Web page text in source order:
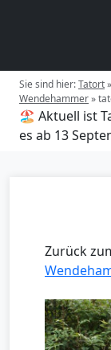
Sie sind hier:Tatort»
Wendehammer»
🏖️ Aktuell ist
es ab 13
Zurück